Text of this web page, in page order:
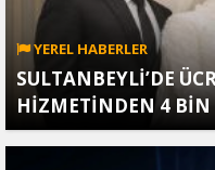
YEREL HABERLER
SULTANBEYLİ’DE
HİZMETİNDEN 4 BİN